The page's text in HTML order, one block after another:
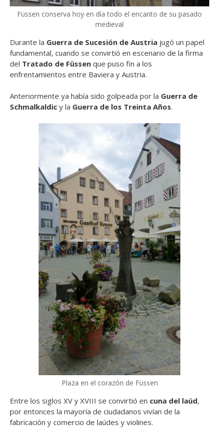
Füssen conserva hoy en día todo el encanto de su pasado
medieval
Durante la Guerra de Sucesión de Austria jugó un papel
fundamental, cuando se convirtió en escenario de la firma
del Tratado de Füssen que puso fin a los
enfrentamientos entre Baviera y Austria.
Anteriormente ya había sido golpeada por la Guerra de
Schmalkaldic y la Guerra de los Treinta Años.
Plaza en el corazón de Füssen
Entre los siglos XV y XVIII se convirtió en cuna del laúd,
por entonces la mayoría de ciudadanos vivían de la
fabricación y comercio de laúdes y violines.